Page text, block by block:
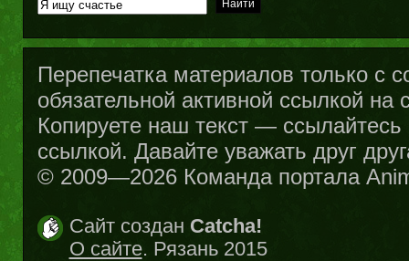
Перепечатка материалов только с
обязательной активной ссылкой на
Копируете наш текст —
ссылкой. Давайте уважать друг
© 2009—2026 Команда портала
Сайт создан Catcha!
О сайте. Рязань 2015